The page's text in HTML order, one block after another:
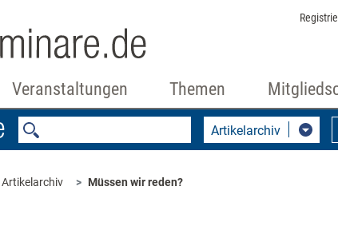
Veranstaltungen Themen
Artikelarchiv
Artikelarchiv Müssen wir reden?